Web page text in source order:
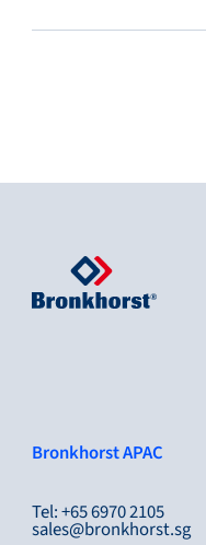
Bronkhorst APAC
Tel: +65 6970 2105
sales@bronkhorst.sg